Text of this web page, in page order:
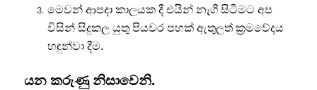
මෙවන් ආපදා කාලයක දී එයින් නැගී සිටීමට අප
විසින් සිදුකල යුතු පියවර පහක් ඇතුලත් ක්‍රමවේදය
හඳුන්වා දීම.
යන කරුණු නිසාවෙනි.